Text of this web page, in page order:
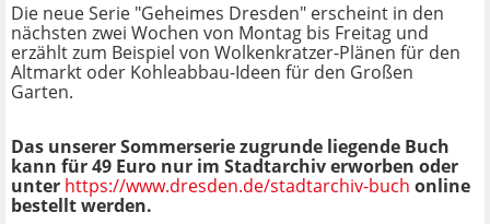
Die neue Serie "Geheimes Dresden" erscheint in den
nächsten zwei Wochen von Montag bis Freitag und
erzählt zum Beispiel von Wolkenkratzer-Plänen für den
Altmarkt oder Kohleabbau-Ideen für den Großen
Garten.
Das unserer Sommerserie zugrunde liegende Buch
kann für 49 Euro nur im Stadtarchiv erworben oder
unter https://www.dresden.de/stadtarchiv-buch online
bestellt werden.